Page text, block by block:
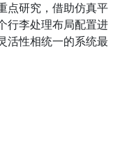
点研究，借助仿真平
行李处理布局配置进
活性相统一的系统最